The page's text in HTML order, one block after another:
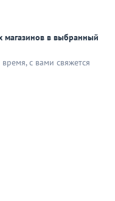
магазинов в выбранный
с вами свяжется